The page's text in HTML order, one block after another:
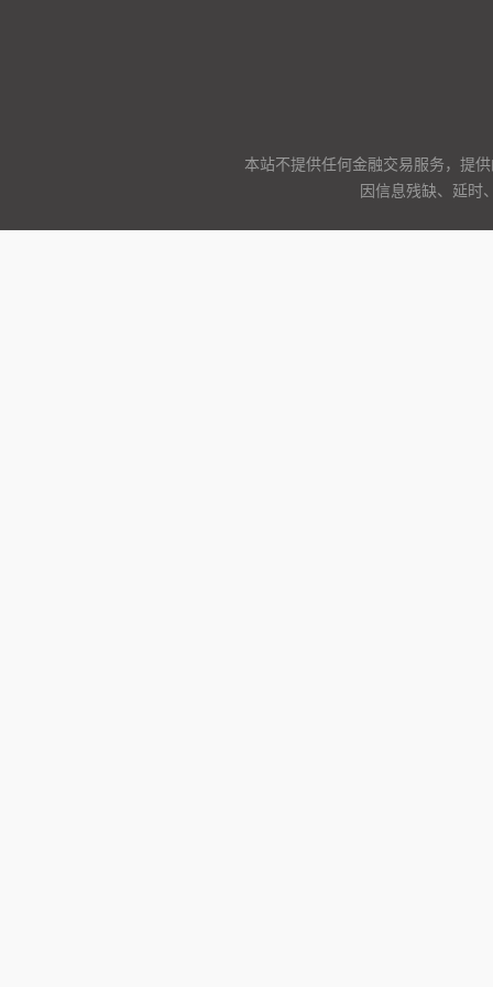
本站不提供任何金融交易服务，提
因信息残缺、延时